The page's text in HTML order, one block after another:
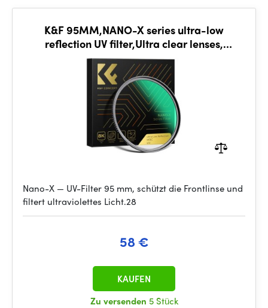
K&F 95MM,NANO-X series ultra-low
reflection UV filter,Ultra clear lenses,
waterproof, anti-scratch
Nano-X — UV-Filter 95 mm, schützt die Frontlinse und
filtert ultraviolettes Licht.28
58 €
Zu versenden 5 Stück
KAUFEN